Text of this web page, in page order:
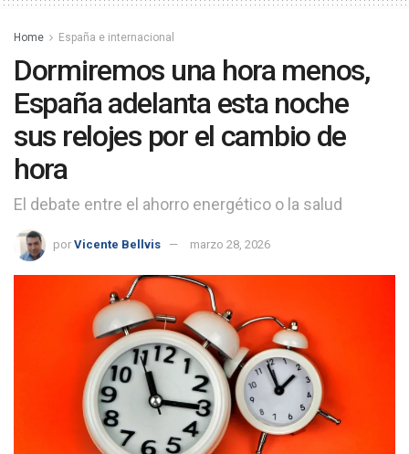
Home España e internacional
Dormiremos una hora menos,
España adelanta esta noche
sus relojes por el cambio de
hora
El debate entre el ahorro energético o la salud
por Vicente Bellvis marzo 28, 2026